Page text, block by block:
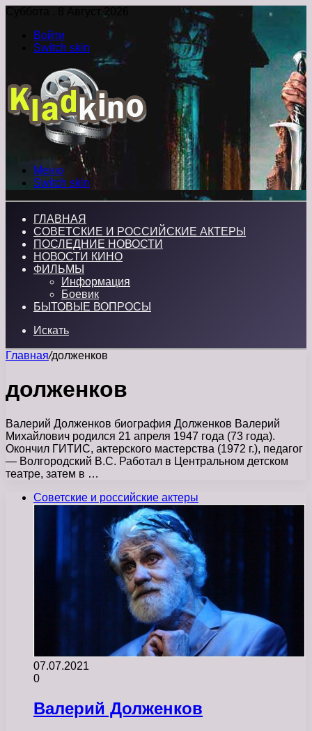
Суббота , 8 Август 2026
Войти
Switch skin
Меню
Switch skin
ГЛАВНАЯ
СОВЕТСКИЕ И РОССИЙСКИЕ АКТЕРЫ
ПОСЛЕДНИЕ НОВОСТИ
НОВОСТИ КИНО
ФИЛЬМЫ
Информация
Боевик
БЫТОВЫЕ ВОПРОСЫ
Искать
Главная/долженков
долженков
Валерий Долженков биография Долженков Валерий
Михайлович родился 21 апреля 1947 года (73 года).
Окончил ГИТИС, актерского мастерства (1972 г.), педагог
— Волгородский В.С. Работал в Центральном детском
театре, затем в …
Советские и российские актеры
07.07.2021
0
Валерий Долженков